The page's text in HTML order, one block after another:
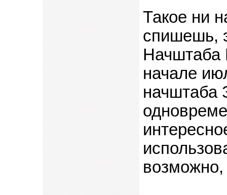
Такое ни
спишешь,
Начштаба
начале
начштаба
возможно,